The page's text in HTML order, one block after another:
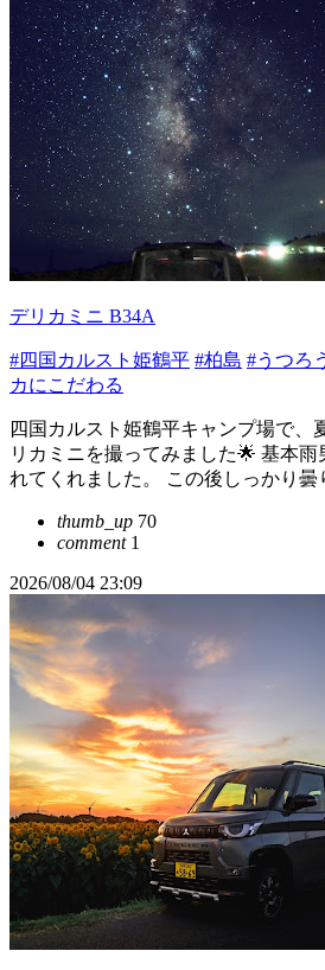
デリカミニ B34A
#四国カルスト姫鶴平 #柏島 #うつろ
カにこだわる
四国カルスト姫鶴平キャンプ場で、
リカミニを撮ってみました🌟 基本
れてくれました。 この後しっかり曇
thumb_up 70
comment1
2026/08/04 23:09